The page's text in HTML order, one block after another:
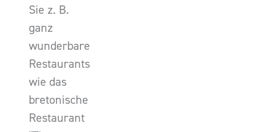
Sie z. B.
ganz
wunderbare
Restaurants
wie das
bretonische
Restaurant